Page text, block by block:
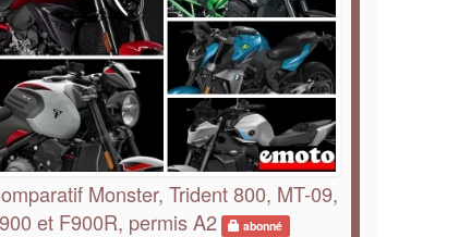
Monster, Trident 800, MT-09,
et F900R, permis A2
abonné